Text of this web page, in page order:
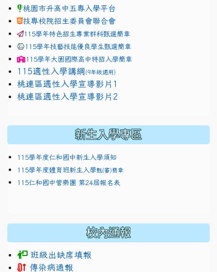
桃園市升高中五專入學平台
技專校院招生委員會聯合會
115學年特色招生專業群科甄選簡章
115學年技藝技能優良學生甄選簡章
115學年大園國際高中特招入學簡章
115適性入學講綱 (9年級適用)
link to https://docs.google.com/presentation/d/
桃連區適性入學宣導影片1
link to https://docs.google.com/presentation/d/
桃連區適性入學宣導影片2
新生入學專區
115學年度仁和國中新生入學須知
115學年度體育班新生入學甄(審)簡章
115仁和國中管樂團 第24屆報名表
校內通報
班級出缺席填報
傳染病通報